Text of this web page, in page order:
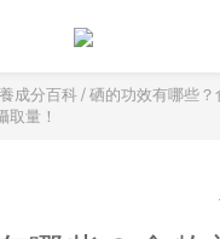
成分百科/硒的功效有哪些？
量！